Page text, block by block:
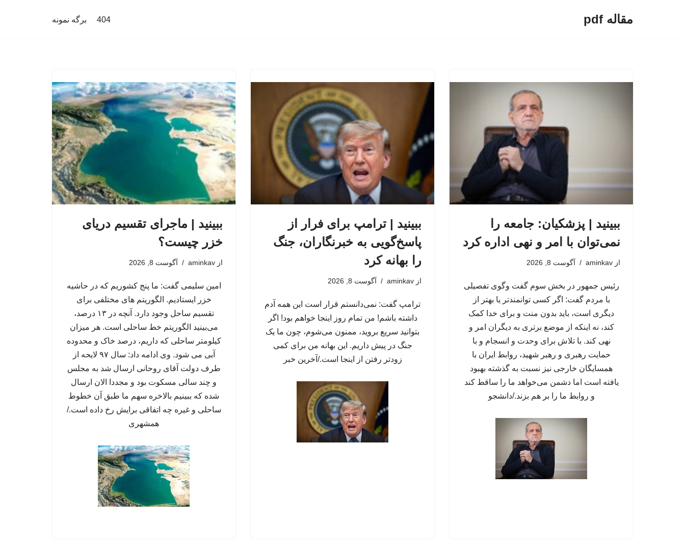
مقاله pdf 404 برگه نمونه
ببینید | پزشکیان: جامعه را
نمی‌توان با امر و نهی اداره کرد
از aminkav آگوست 8, 2026
رئیس جمهور در بخش سوم گفت وگوی تفصیلی
با مردم گفت: اگر کسی توانمندتر یا بهتر از
دیگری است، باید بدون منت و برای خدا کمک
کند، نه اینکه از موضع برتری به دیگران امر و
نهی کند. با تلاش برای وحدت و انسجام و با
حمایت رهبری و رهبر شهید، روابط ایران با
همسایگان خارجی نیز نسبت به گذشته بهبود
یافته است اما دشمن می‌خواهد ما را ساقط کند
و روابط ما را بر هم بزند./دانشجو
ببینید | ترامپ برای فرار از
پاسخ‌گویی به خبرنگاران، جنگ
را بهانه کرد
از aminkav آگوست 8, 2026
ترامپ گفت: نمی‌دانستم قرار است این همه آدم
داشته باشم! ​​من تمام روز اینجا خواهم بود! اگر
بتوانید سریع بروید، ممنون می‌شوم، چون ما یک
جنگ در پیش داریم. این بهانه من برای کمی
زودتر رفتن از اینجا است./آخرین خبر
ببینید | ماجرای تقسیم دریای
خزر چیست؟
از aminkav آگوست 8, 2026
امین سلیمی گفت: ما پنج کشوریم که در حاشیه
خزر ایستادیم. الگوریتم های مختلفی برای
تقسیم ساحل وجود دارد. آنچه در ۱۳ درصد،
می‌بینید الگوریتم خط ساحلی است. هر میزان
کیلومتر ساحلی که داریم، درصد خاک و محدوده
آبی می شود. وی ادامه داد: سال ۹۷ لایحه از
طرف دولت آقای روحانی ارسال شد به مجلس
و چند سالی مسکوت بود و مجددا الان ارسال
شده که ببینیم بالاخره سهم ما طبق آن خطوط
ساحلی و غیره چه اتفاقی برایش رخ داده است./
همشهری